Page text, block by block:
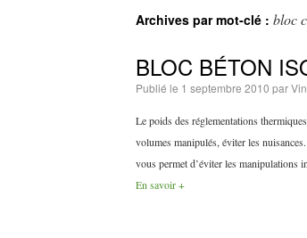
Archives par mot-clé : bloc
BLOC BÉTON
Publié le 1 septembre 2010 par
Le poids des réglementations
volumes manipulés, éviter les
vous permet d’éviter les
En savoir +